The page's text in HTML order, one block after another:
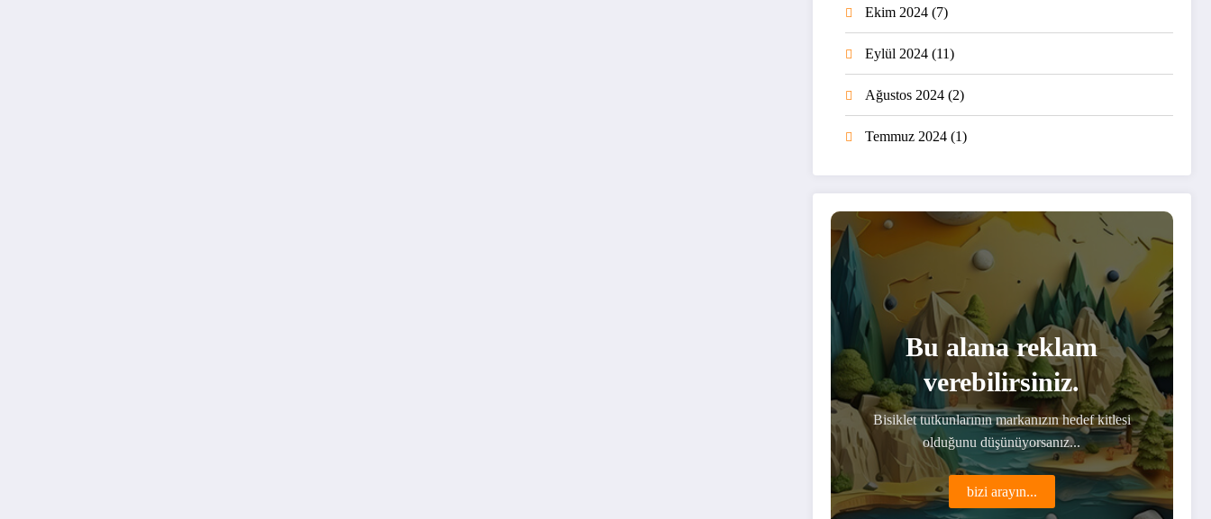
Ekim 2024 (7)
Eylül 2024 (11)
Ağustos 2024 (2)
Temmuz 2024 (1)
Bu alana reklam
verebilirsiniz.
Bisiklet tutkunlarının markanızın hedef kitlesi
olduğunu düşünüyorsanız...
bizi arayın...